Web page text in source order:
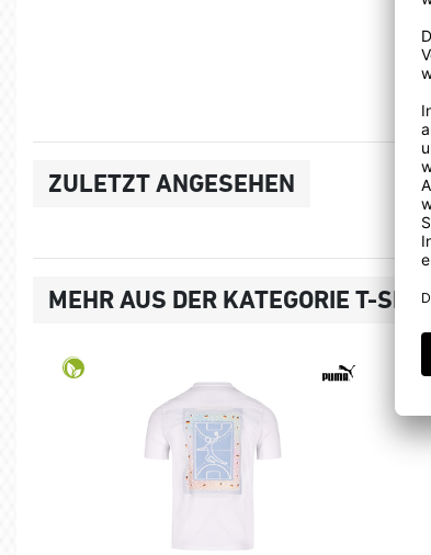
ZULETZT ANGESEHEN
MEHR AUS DER KATEGORIE T-